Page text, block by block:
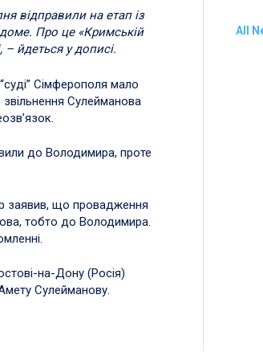
відправили на етап із
Про це «Кримській
– йдеться у дописі.
Сімферополя мало
Сулейманова
до Володимира, проте
заявив, що провадження
тобто до Володимира.
на-Дону (Росія)
Сулейманову.
All